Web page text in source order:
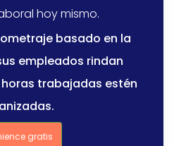
hoy mismo.
basado en la
empleados rindan
trabajadas estén
gratis